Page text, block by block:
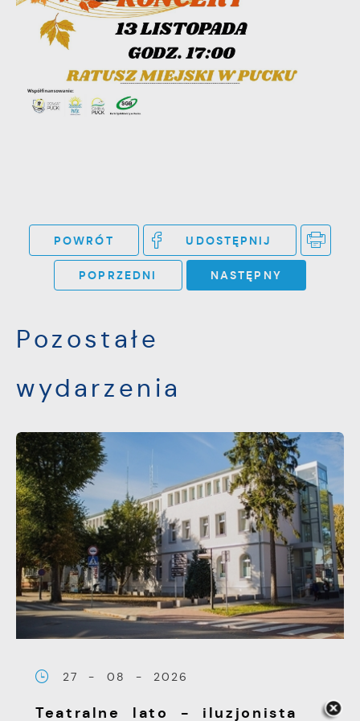
POWRÓT UDOSTĘPNIJ
POPRZEDNI NASTĘPNY
Pozostałe
wydarzenia
27 - 08 - 2026
Teatralne lato - iluzjonista
Firmy te działają w charakterze
pośredników prezentujących nasze treści w
postaci wiadomości, ofert, komunikatów
mediów społecznościowych.